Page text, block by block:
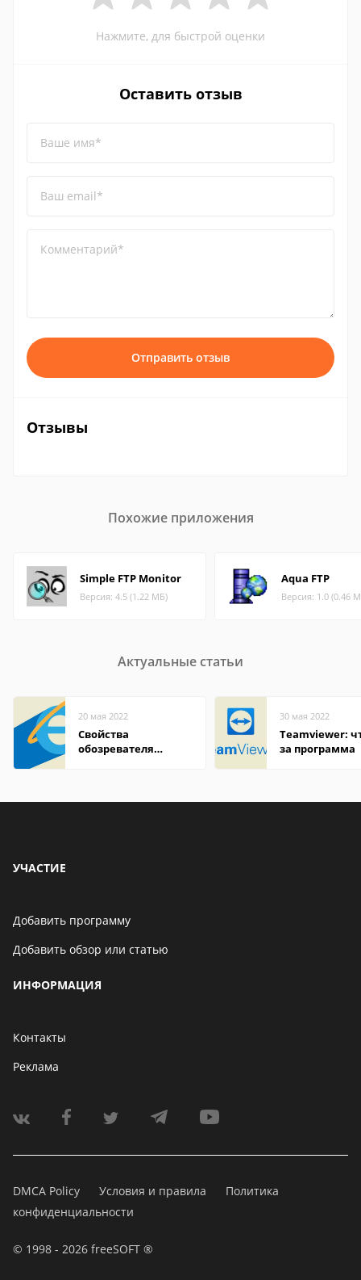
Нажмите, для быстрой оценки
Оставить отзыв
Ваше имя*
Ваш email*
Комментарий*
Отправить отзыв
Отзывы
Похожие приложения
Simple FTP Monitor
Версия: 4.5 (1.22 МБ)
Aqua FTP
Версия: 1.0 (0.46
Актуальные статьи
20 мая 2022
Свойства
обозревателя
30 мая 2022
Teamviewer:
за программа
УЧАСТИЕ
Добавить программу
Добавить обзор или статью
ИНФОРМАЦИЯ
Контакты
Реклама
DMCA Policy Условия и правила
Политика
конфиденциальности
© 1998 - 2026 freeSOFT ®